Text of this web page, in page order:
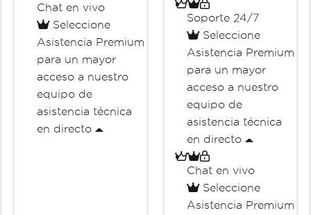
Chat en vivo
Seleccione
Asistencia Premium
para un mayor
acceso a nuestro
equipo de
asistencia técnica
en directo
Soporte 24/7
Seleccione
Asistencia Premium
para un mayor
acceso a nuestro
equipo de
asistencia técnica
en directo
Chat en vivo
Seleccione
Asistencia Premium